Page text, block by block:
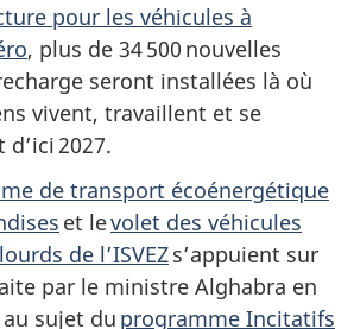
pour les véhicules à
, plus de 34 500 nouvelles
seront installées là où
vivent, travaillent et se
2027.
de transport écoénergétique
et levolet des véhicules
de l’ISVEZs’appuient sur
par le ministre Alghabra en
sujet du programme Incitatifs